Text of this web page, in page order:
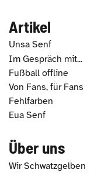
Artikel
Unsa Senf
Im Gespräch mit...
Fußball offline
Von Fans, für Fans
Fehlfarben
Eua Senf
Über uns
Wir Schwatzgelben